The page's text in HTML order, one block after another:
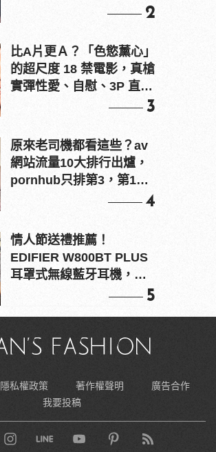
2
比A片更Ａ？「色慾薰心」
的超尺度 18 禁電影，真槍
實彈性愛、自慰、3P 直接
3
原來老司機都看這些？av
網站流量10大排行出爐，
pornhub只排第3，第1名
4
情人節送禮推薦！
EDIFIER W800BT PLUS
耳罩式無線藍牙耳機，在
5
隱私權政策 著作權聲明
廣告合作
我要投稿